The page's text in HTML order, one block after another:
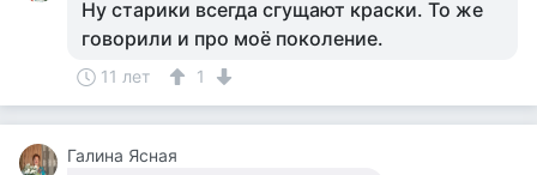
Ну старики всегда сгущают краски. То же
говорили и про моё поколение.
11 лет 1
Галина Ясная